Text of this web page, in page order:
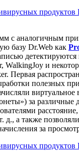
с аналогичным
базу Dr.Web как
WalkingJoy и
Первая
полезных
виртуальное
за
д., а также
за